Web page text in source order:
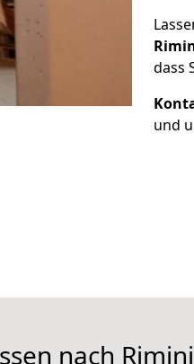
dass
und
nach